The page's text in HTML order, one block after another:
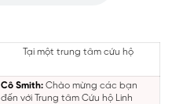
Tại một trung tâm cứu hộ
Cô Smith: Chào mừng các bạn
đến với Trung tâm Cứu hộ Linh